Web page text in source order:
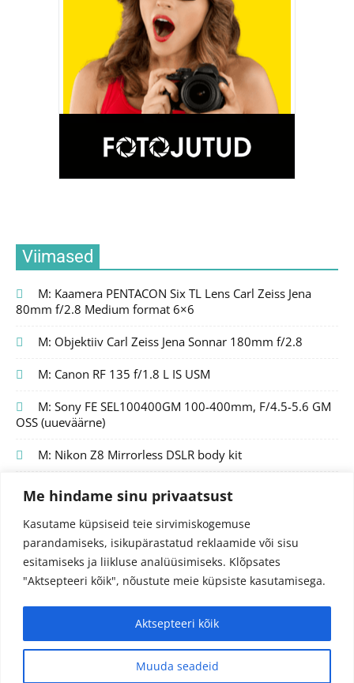
Me hindame sinu privaatsust
Kasutame küpsiseid teie sirvimiskogemuse
parandamiseks, isikupärastatud reklaamide või sisu
esitamiseks ja liikluse analüüsimiseks. Klõpsates
"Aktsepteeri kõik", nõustute meie küpsiste kasutamisega.
Muuda seadeid
Aktsepteeri kõik
Viimased
M: Kaamera PENTACON Six TL Lens Carl Zeiss Jena
80mm f/2.8 Medium format 6×6
M: Objektiiv Carl Zeiss Jena Sonnar 180mm f/2.8
M: Canon RF 135 f/1.8 L IS USM
M: Sony FE SEL100400GM 100-400mm, F/4.5-5.6 GM
OSS (uueväärne)
M: Nikon Z8 Mirrorless DSLR body kit
© 2024 Fotojutud OÜ
Reg.nr. 14827097
info@fotojutud.ee